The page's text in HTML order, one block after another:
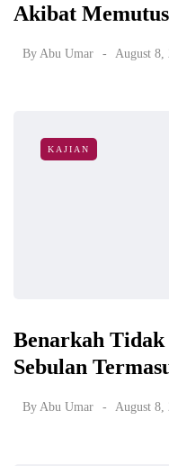
Akibat
By Abu Umar August 8,
KAJIAN
Benarkah
Sebulan
By Abu Umar August 8,